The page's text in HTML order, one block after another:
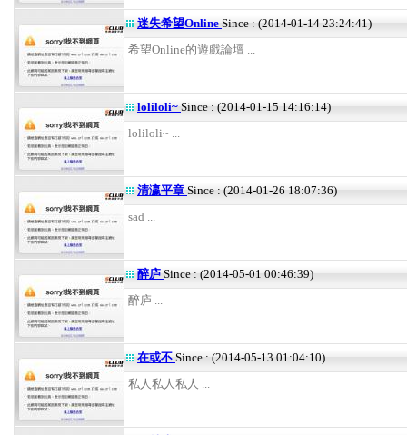
迷失希望Online Since : (2014-01-14 23:24:41)
希望Online的遊戲論壇 ...
loliloli~ Since : (2014-01-15 14:16:14)
loliloli~ ...
清瀛平章 Since : (2014-01-26 18:07:36)
sad ...
醉庐 Since : (2014-05-01 00:46:39)
醉庐 ...
在或不 Since : (2014-05-13 01:04:10)
私人私人私人 ...